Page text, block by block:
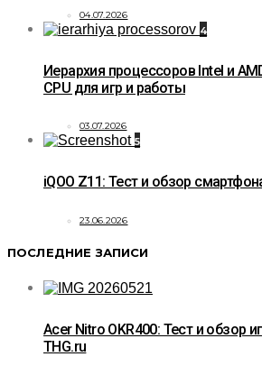
04.07.2026
4
Иерархия процессоров Intel и
CPU для игр и работы
03.07.2026
5
iQOO Z11: Тест и обзор
23.06.2026
ПОСЛЕДНИЕ ЗАПИСИ
Acer Nitro OKR400: Тест и обзор
THG.ru